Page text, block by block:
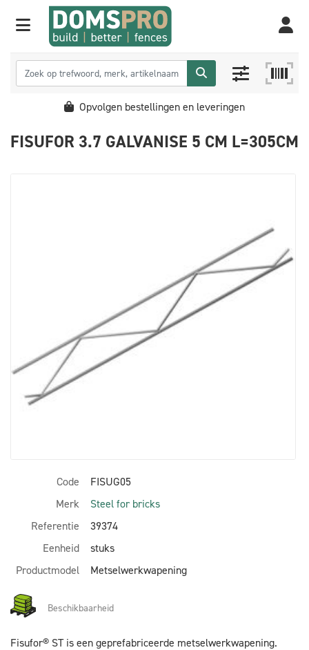
Opvolgen bestellingen en leveringen
FISUFOR 3.7 GALVANISE 5 CM L=305CM
Code
FISUG05
Merk
Steel for bricks
Referentie
39374
Eenheid
stuks
Productmodel
Metselwerkwapening
Beschikbaarheid
Fisufor® ST is een geprefabriceerde metselwerkwapening.